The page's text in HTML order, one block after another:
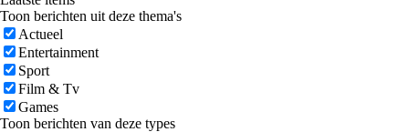
Toon berichten uit deze thema's
Actueel
Entertainment
Sport
Film & Tv
Games
Toon berichten van deze types